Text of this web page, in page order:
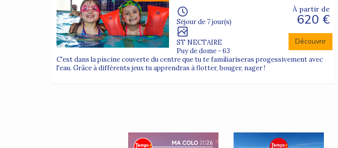
Séjour de 7 jour(s)
ST NECTAIRE
Puy de dome - 63
À partir de
620 €
Découvrir
C'est dans la piscine couverte du centre que tu te familiariseras progessivement avec
l'eau. Grâce à différents jeux tu apprendras à flotter, bouger, nager !